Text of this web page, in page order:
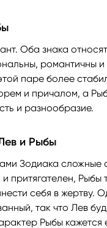
Оба знака
романтичны и
паре более
и причалом, а
и разнообразие.
и Рыбы
Зодиака сложные
притягателен, Рыбы
себя в жертву.
так что Лев
Рыбы